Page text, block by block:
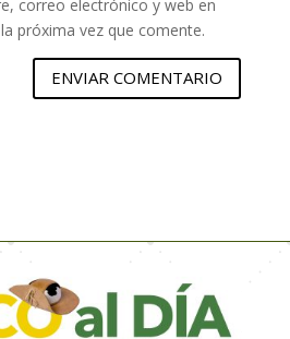
correo electrónico y web en
próxima vez que comente.
ENVIAR COMENTARIO